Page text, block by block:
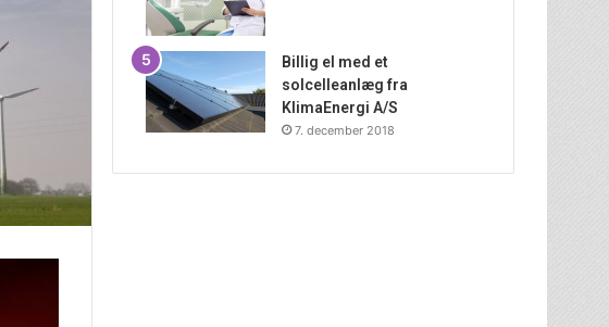
Billig el med et
solcelleanlæg fra
KlimaEnergi A/S
7. december 2018